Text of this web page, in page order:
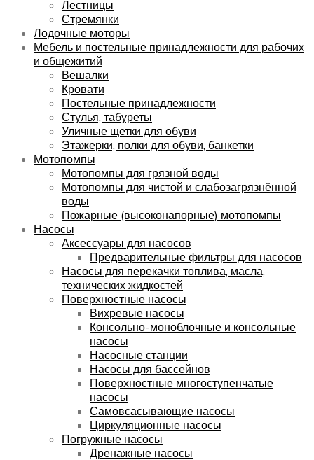
Лестницы
Стремянки
Лодочные моторы
Мебель и постельные принадлежности для рабочих
и общежитий
Вешалки
Кровати
Постельные принадлежности
Стулья, табуреты
Уличные щетки для обуви
Этажерки, полки для обуви, банкетки
Мотопомпы
Мотопомпы для грязной воды
Мотопомпы для чистой и слабозагрязнённой
воды
Пожарные (высоконапорные) мотопомпы
Насосы
Аксессуары для насосов
Предварительные фильтры для насосов
Насосы для перекачки топлива, масла,
технических жидкостей
Поверхностные насосы
Вихревые насосы
Консольно-моноблочные и консольные
насосы
Насосные станции
Насосы для бассейнов
Поверхностные многоступенчатые
насосы
Самовсасывающие насосы
Циркуляционные насосы
Погружные насосы
Дренажные насосы